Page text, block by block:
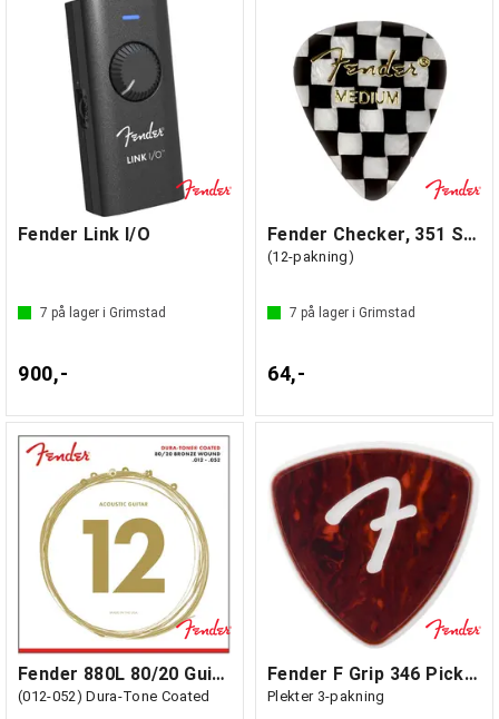
Fender Link I/O
7 på lager i Grimstad
900,-
Fender Checker, 351 Shape, Medium
(12-pakning)
7 på lager i Grimstad
64,-
Fender 880L 80/20 Guitarstrings
(012-052) Dura-Tone Coated
Fender F Grip 346 Picks, Shell
Plekter 3-pakning